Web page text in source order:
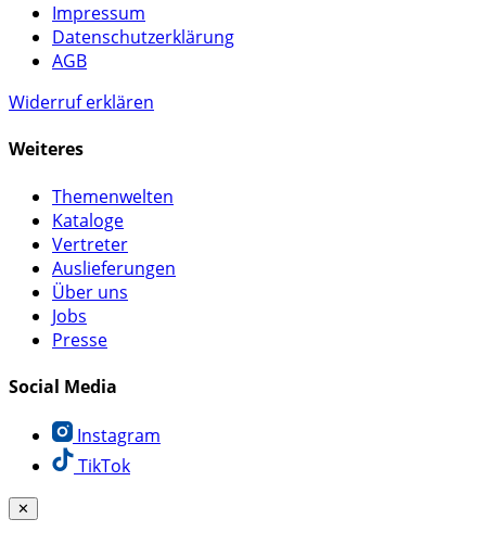
Impressum
Datenschutzerklärung
AGB
Widerruf erklären
Weiteres
Themenwelten
Kataloge
Vertreter
Auslieferungen
Über uns
Jobs
Presse
Social Media
Instagram
TikTok
✕